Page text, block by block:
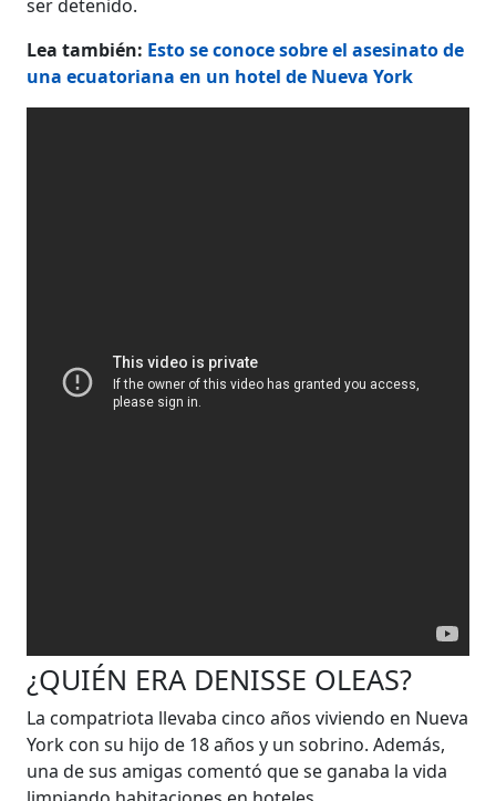
ser detenido.
Lea también: Esto se conoce sobre el asesinato de
una ecuatoriana en un hotel de Nueva York
¿QUIÉN ERA DENISSE OLEAS?
La compatriota llevaba cinco años viviendo en Nueva
York con su hijo de 18 años y un sobrino. Además,
una de sus amigas comentó que se ganaba la vida